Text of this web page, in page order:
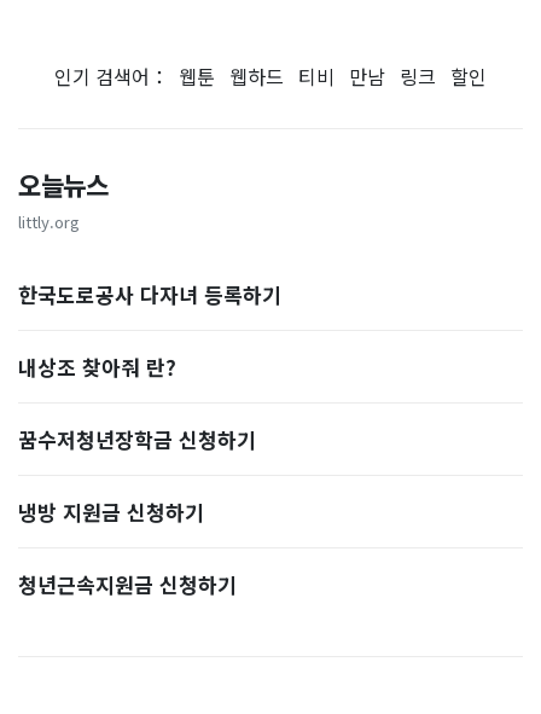
인기 검색어： 웹툰 웹하드 티비 만남 링크 할인
오늘뉴스
littly.org
한국도로공사 다자녀 등록하기
내상조 찾아줘 란?
꿈수저청년장학금 신청하기
냉방 지원금 신청하기
청년근속지원금 신청하기